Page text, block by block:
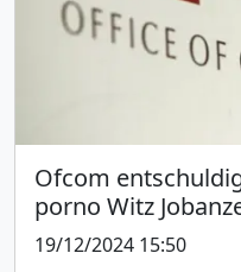
Ofcom
porno Witz
19/12/2024 15:50